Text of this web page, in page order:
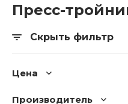
Пресс-
Скрыть фильтр
Цена
Производитель